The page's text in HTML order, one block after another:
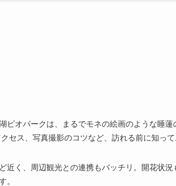
ビオパークは、まるでモネの絵画のような睡蓮
セス、写真撮影のコツなど、訪れる前に知っ
近く、周辺観光との連携もバッチリ。開花状
。